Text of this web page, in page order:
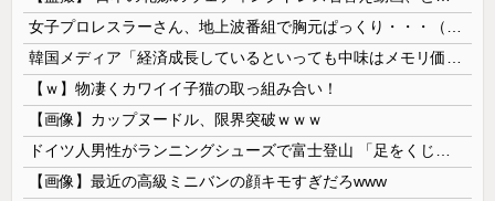
【ｗ】物凄くカワイイ子猫の取っ組み合い！
【画像】カップヌードル、限界突破ｗｗｗ
【画像】最近の高級ミニバンの顔キモすぎだろwww